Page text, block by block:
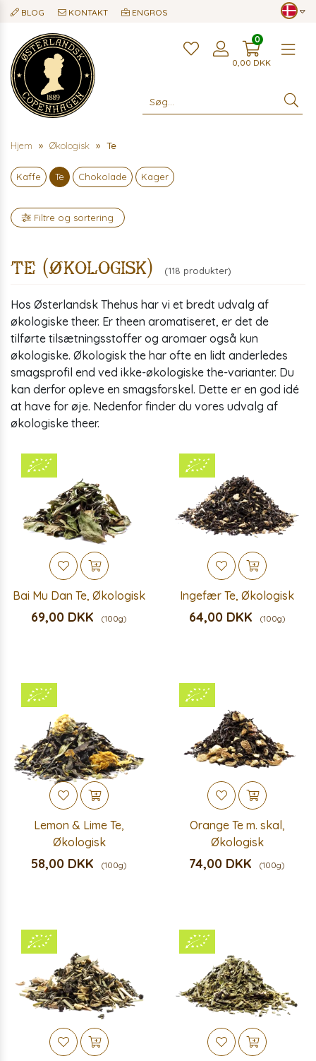
BLOG KONTAKT ENGROS
0,00 DKK
0
Hjem Økologisk Te
Kaffe Te Chokolade Kager
Filtre og sortering
Te (Økologisk) (118 produkter)
Hos Østerlandsk Thehus har vi et bredt udvalg af
økologiske theer. Er theen aromatiseret, er det de
tilførte tilsætningsstoffer og aromaer også kun
økologiske. Økologisk the har ofte en lidt anderledes
smagsprofil end ved ikke-økologiske the-varianter. Du
kan derfor opleve en smagsforskel. Dette er en god idé
at have for øje. Nedenfor finder du vores udvalg af
økologiske theer.
Bai Mu Dan Te, Økologisk
69,00 DKK (100g)
Ingefær Te, Økologisk
64,00 DKK (100g)
Lemon & Lime Te,
Økologisk
58,00 DKK (100g)
Orange Te m. skal,
Økologisk
74,00 DKK (100g)